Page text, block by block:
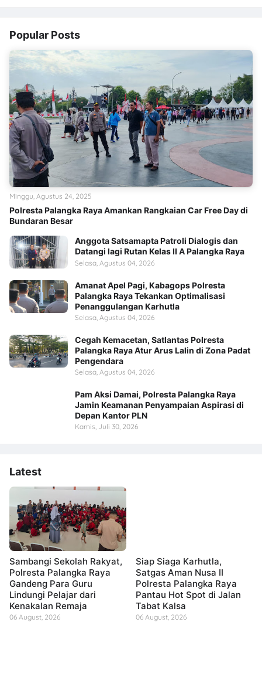
Popular Posts
Polresta Palangka Raya Amankan Rangkaian Car Free Day di
Bundaran Besar
Minggu, Agustus 24, 2025
Anggota Satsamapta Patroli Dialogis dan
Datangi lagi Rutan Kelas II A Palangka Raya
Selasa, Agustus 04, 2026
Amanat Apel Pagi, Kabagops Polresta
Palangka Raya Tekankan Optimalisasi
Penanggulangan Karhutla
Selasa, Agustus 04, 2026
Cegah Kemacetan, Satlantas Polresta
Palangka Raya Atur Arus Lalin di Zona Padat
Pengendara
Selasa, Agustus 04, 2026
Pam Aksi Damai, Polresta Palangka Raya
Jamin Keamanan Penyampaian Aspirasi di
Depan Kantor PLN
Kamis, Juli 30, 2026
Latest
Sambangi Sekolah Rakyat,
Polresta Palangka Raya
Gandeng Para Guru
Lindungi Pelajar dari
Kenakalan Remaja
06 August, 2026
Siap Siaga Karhutla,
Satgas Aman Nusa II
Polresta Palangka Raya
Pantau Hot Spot di Jalan
Tabat Kalsa
06 August, 2026